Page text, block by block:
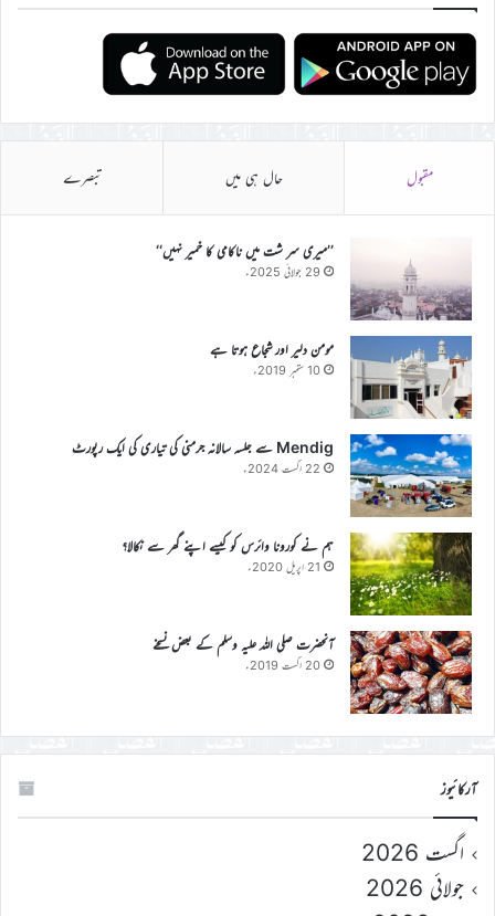
مقبول حال ہی میں تبصرے
’’میری سر شت میں ناکامی کا خمیر نہیں‘‘
29 جولائی 2025ء
مومن دلیر اور شجاع ہوتا ہے
10 ستمبر 2019ء
Mendig سے جلسہ سالانہ جرمنی کی تیاری کی ایک رپورٹ
22 اگست 2024ء
ہم نے کورونا وائرس کو کیسے اپنے گھر سے نکالا؟
21 اپریل 2020ء
آنحضرت صلی اللہ علیہ وسلم کے بعض نسخے
20 اگست 2019ء
آرکائیوز
اگست 2026
جولائی 2026